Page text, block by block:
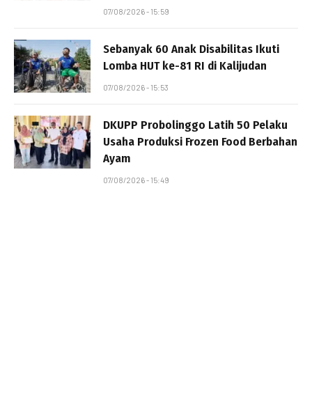
07/08/2026 - 15:59
Sebanyak 60 Anak Disabilitas Ikuti
Lomba HUT ke-81 RI di Kalijudan
07/08/2026 - 15:53
DKUPP Probolinggo Latih 50 Pelaku
Usaha Produksi Frozen Food Berbahan
Ayam
07/08/2026 - 15:49